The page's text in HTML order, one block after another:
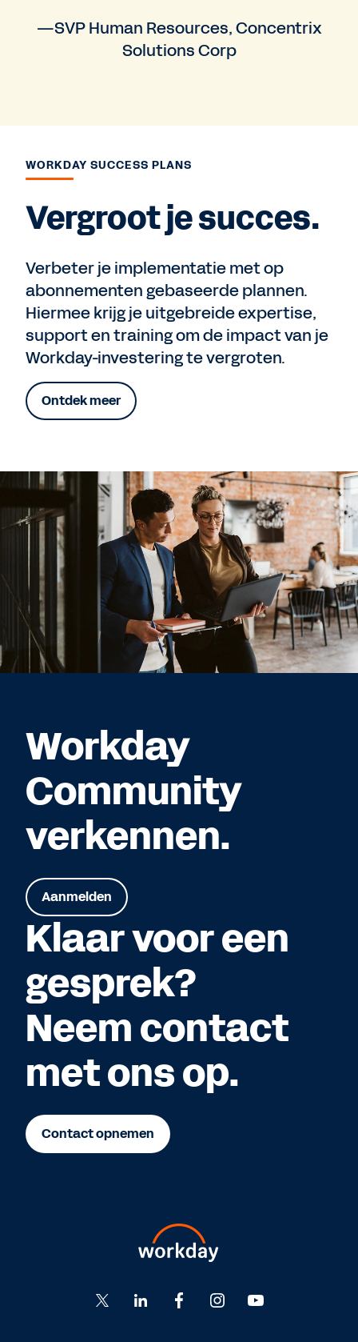
—SVP Human Resources, Concentrix
Solutions Corp
WORKDAY SUCCESS PLANS
Vergroot je succes.
Verbeter je implementatie met op
abonnementen gebaseerde plannen.
Hiermee krijg je uitgebreide expertise,
support en training om de impact van je
Workday-investering te vergroten.
Ontdek meer
Workday
Community
verkennen.
Aanmelden
Klaar voor een
gesprek?
Neem contact
met ons op.
Contact opnemen